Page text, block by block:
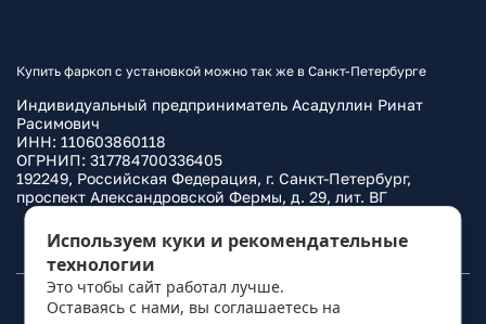
Купить фаркоп с установкой можно так же в Санкт-Петербурге
Индивидуальный предприниматель Асадуллин Ринат
Расимович
ИНН: 110603860118
ОГРНИП: 317784700336405
192249, Российская Федерация, г. Санкт-Петербург,
проспект Александровской Фермы, д. 29, лит. ВГ
Политика конфиденциальности
© 2010– 2026Фаркоп.ру
Используем куки и рекомендательные
технологии
Это чтобы сайт работал лучше.
Оставаясь с нами, вы соглашаетесь на